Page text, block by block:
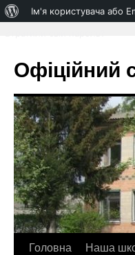
ПроІм'я користувача або
Офіційний
Перейти
Головна Наша